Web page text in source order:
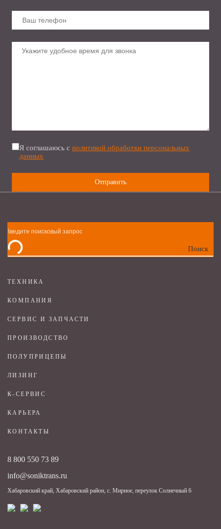
Я соглашаюсь с политикой обработки персональных
данных
8 800 550 73 89
info@soniktrans.ru
Хабаровский край, Хабаровский район, с. Мирное, переулок Солнечный 6
ТЕХНИКА
КОМПАНИЯ
СЕРВИС И ЗАПЧАСТИ
ПРОИЗВОДСТВО
ПОЛУПРИЦЕПЫ
ЛИЗИНГ
К-СЕРВИС
КАРЬЕРА
КОНТАКТЫ
Поиск